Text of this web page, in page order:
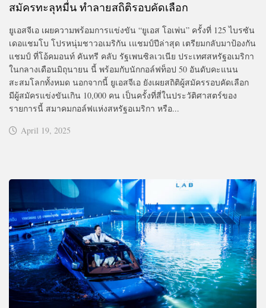
สมัครทะลุหมื่น ทำลายสถิติรอบคัดเลือก
ยูเอสจีเอ เผยความพร้อมการแข่งขัน “ยูเอส โอเพ่น” ครั้งที่ 125 ไบรซัน
เดอแชมโบ โปรหนุ่มชาวอเมริกัน เแชมป์ปีล่าสุด เตรียมกลับมาป้องกัน
แชมป์ ที่โอ้คมอนท์ คันทรี คลับ รัฐเพนซิลเวเนีย ประเทศสหรัฐอเมริกา
ในกลางเดือนมิถุนายน นี้ พร้อมกับนักกอล์ฟท็อป 50 อันดับคะแนน
สะสมโลกทั้งหมด นอกจากนี้ ยูเอสจีเอ ยังเผยสถิติผู้สมัครรอบคัดเลือก
มีผู้สมัครแข่งขันเกิน 10,000 คน เป็นครั้งที่สี่ในประวัติศาสตร์ของ
รายการนี้ สมาคมกอล์ฟแห่งสหรัฐอเมริกา หรือ...
April 19, 2025